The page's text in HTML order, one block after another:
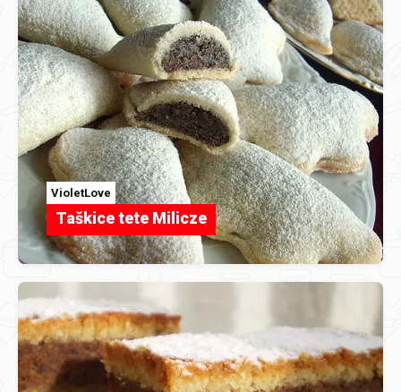
VioletLove
Taškice tete Milicze